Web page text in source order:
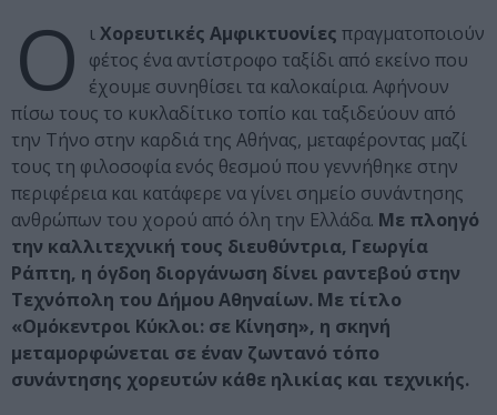
Ο ιΧορευτικές Αμφικτυονίες πραγματοποιούν
φέτος ένα αντίστροφο ταξίδι από εκείνο που
έχουμε συνηθίσει τα καλοκαίρια. Αφήνουν
πίσω τους το κυκλαδίτικο τοπίο και ταξιδεύουν από
την Τήνο στην καρδιά της Αθήνας, μεταφέροντας μαζί
τους τη φιλοσοφία ενός θεσμού που γεννήθηκε στην
περιφέρεια και κατάφερε να γίνει σημείο συνάντησης
ανθρώπων του χορού από όλη την Ελλάδα. Με πλοηγό
την καλλιτεχνική τους διευθύντρια, Γεωργία
Ράπτη, η όγδοη διοργάνωση δίνει ραντεβού στην
Τεχνόπολη του Δήμου Αθηναίων. Με τίτλο
«Ομόκεντροι Κύκλοι: σε Κίνηση», η σκηνή
μεταμορφώνεται σε έναν ζωντανό τόπο
συνάντησης χορευτών κάθε ηλικίας και τεχνικής.